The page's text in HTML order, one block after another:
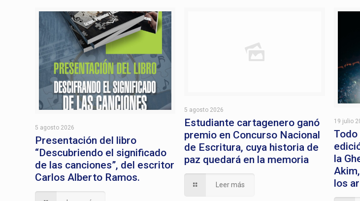
5 agosto 2026
Presentación del libro
“Descubriendo el significado
de las canciones”, del escritor
Carlos Alberto Ramos.
5 agosto 2026
Estudiante cartagenero ganó
premio en Concurso Nacional
de Escritura, cuya historia de
paz quedará en la memoria
Leer más
19 julio
Todo
la
los